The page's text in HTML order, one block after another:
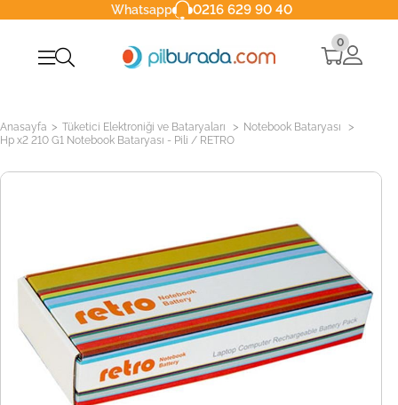
Whatsapp 0216 629 90 40
0
Anasayfa > Tüketici Elektroniği ve Bataryaları > Notebook Bataryası >
Hp x2 210 G1 Notebook Bataryası - Pili / RETRO